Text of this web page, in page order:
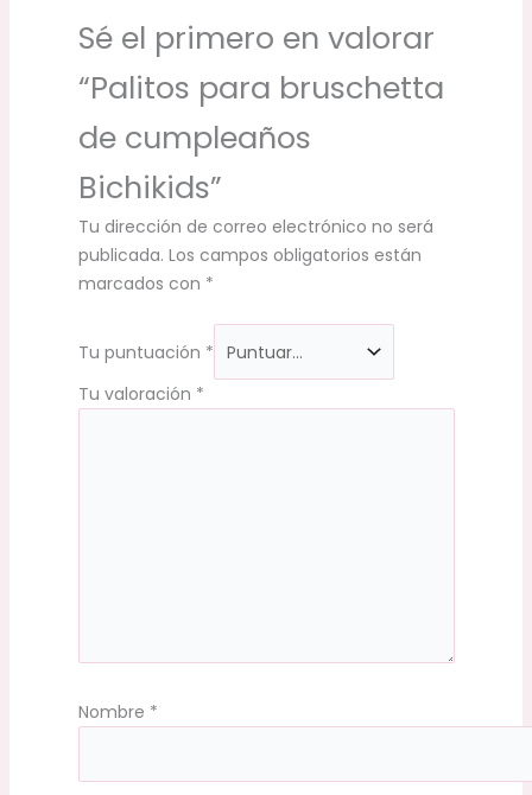
Sé el primero en valorar
“Palitos para bruschetta
de cumpleaños
Bichikids”
Tu dirección de correo electrónico no será
publicada. Los campos obligatorios están
marcados con *
Tu puntuación *
Tu valoración *
Nombre *